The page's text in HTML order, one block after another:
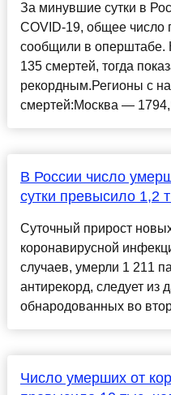
За минувшие сутки в
COVID-19, общее число
сообщили в оперштабе.
135 смертей, тогда
рекордным.Регионы с
смертей:Москва —
В России число
сутки превысило 1,2
Суточный прирост
коронавирусной
случаев, умерли 1 211
антирекорд, следует из
обнародованных во
Число умерших от